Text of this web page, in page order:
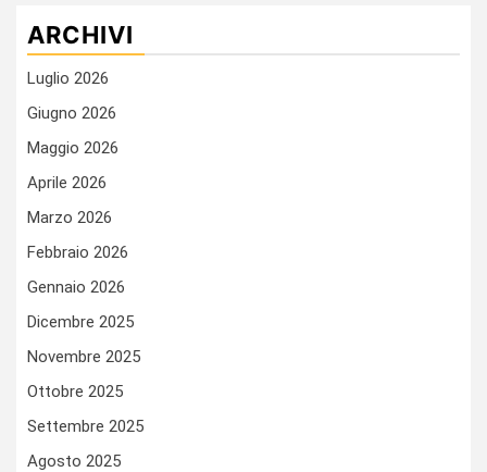
ARCHIVI
Luglio 2026
Giugno 2026
Maggio 2026
Aprile 2026
Marzo 2026
Febbraio 2026
Gennaio 2026
Dicembre 2025
Novembre 2025
Ottobre 2025
Settembre 2025
Agosto 2025